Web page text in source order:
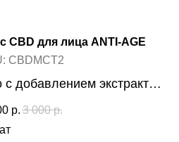
CBD для лица ANTI-AGE
CBDMCT2
добавлением экстрактов
и Фитоканнабноидов CBD
р. 3 000 р.